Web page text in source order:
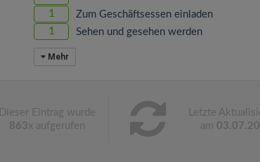
1 Zum Geschäftsessen einladen
1 Sehen und gesehen werden
Mehr
Dieser Eintrag wurde
863x aufgerufen
Letzte
am